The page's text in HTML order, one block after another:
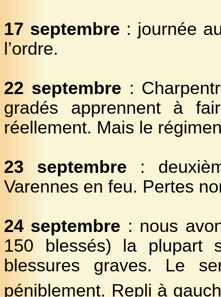
17 septembre : journée
l’ordre.
22 septembre :
gradés apprennent à
réellement. Mais le
23 septembre :
Varennes en feu. Pertes
24 septembre : nous
150 blessés) la plupart
blessures graves. Le
péniblement. Repli à